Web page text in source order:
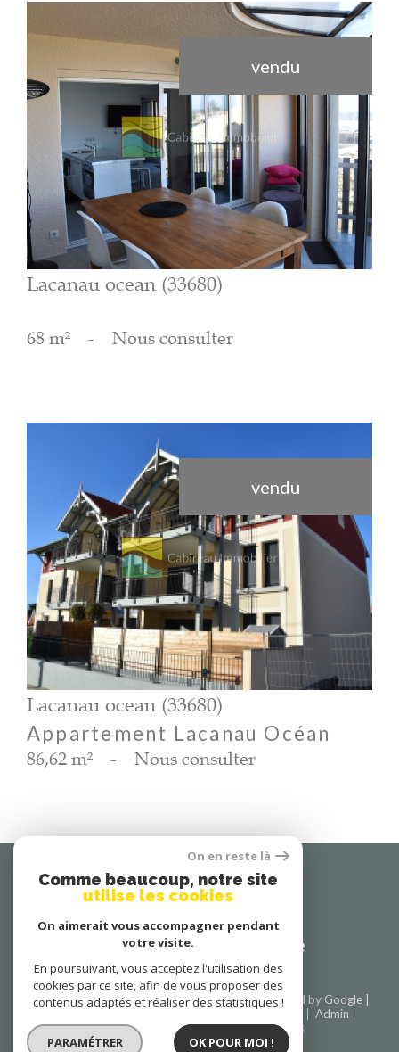
vendu
voir le bien
Lacanau ocean (33680)
68 m² - Nous consulter
vendu
voir le bien
Lacanau ocean (33680)
Appartement Lacanau Océan
86,62 m² - Nous consulter
Se
connecter
espace propriétaire
© 2026 | Tous droits réservés | Traduction powered by Google |
Nos honoraires
Mentions légales
Admin
Partenaires
Politique RGPD Cookies
On en reste là
Comme beaucoup, notre site
utilise les cookies
On aimerait vous accompagner pendant
votre visite.
En poursuivant, vous acceptez l'utilisation des
cookies par ce site, afin de vous proposer des
contenus adaptés et réaliser des statistiques !
PARAMÉTRER OK POUR MOI !